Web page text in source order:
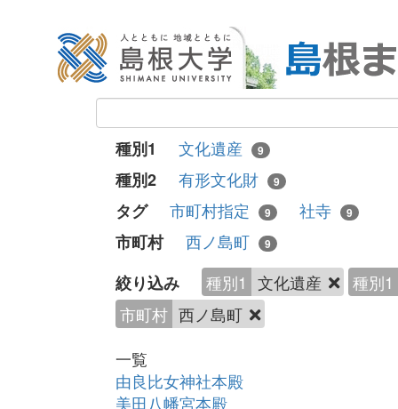
種別1 文化遺産 9
種別2 有形文化財 9
タグ 市町村指定 9 社寺 9
市町村 西ノ島町 9
絞り込み 種別1 文化遺産
種別1
市町村 西ノ島町
一覧
由良比女神社本殿
美田八幡宮本殿